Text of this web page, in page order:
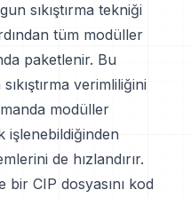
sıkıştırma tekniği
tüm modüller
paketlenir. Bu
verimliliğini
modüller
işlenebildiğinden
de hızlandırır.
bir CIP dosyasını kod